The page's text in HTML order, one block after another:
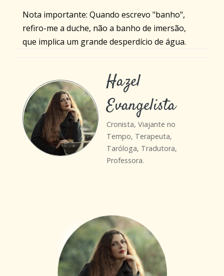
Nota importante: Quando escrevo "banho",
refiro-me a duche, não a banho de imersão,
que implica um grande desperdício de água.
Hazel
Evangelista
Cronista, Viajante no
Tempo, Terapeuta,
Taróloga, Tradutora,
Professora.